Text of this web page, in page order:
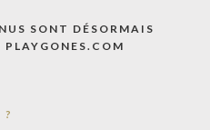
SONT DÉSORMAIS
PLAYGONES.COM
?
TAILLE UNIQUE